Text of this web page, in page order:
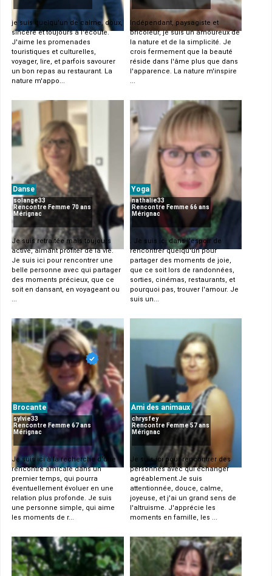
je suis quelqu'un de calme, doux,
sincère et toujours à l'écoute.
J'aime les promenades
touristiques et culturelles,
voyager, lire, et parfois savourer
un bon repas au restaurant. La
nature m'appo...
Indépendant, paysagiste et
bricoleur, je suis un amoureux de
la nature et de la simplicité. Je
crois fermement que la beauté
réside dans l'âme plus que dans
l'apparence. La nature m'inspire
...
Danse
solange33
Rencontre Femme 70 ans
Mérignac
Je suis retraitée mais toujours
active, aimant profiter de la vie.
Je suis ici pour rencontrer une
belle personne avec qui partager
des moments précieux, que ce
soit en dansant, en voyageant ou
...
Yoga
nathalie33
Rencontre Femme 66 ans
Mérignac
. Je suis ici dans l'espoir de
rencontrer quelqu'un pour
partager des moments de joie,
que ce soit lors de randonnées,
sorties, cinémas, restaurants, et
pourquoi pas, trouver l'amour. Je
suis un...
Brocante
sylvie33
Rencontre Femme 67 ans
Mérignac
Je suis ici à la recherche d'une
rencontre amicale dans un
premier temps, qui pourra
éventuellement évoluer en une
relation plus profonde. Je suis
une personne simple, qui aime
les moments de r...
Ami des animaux
chrysfey
Rencontre Femme 57 ans
Mérignac
Je suis ici pour rencontrer des
personnes avec qui échanger
agréablement.Je suis
attentionnée, douce, calme,
joyeuse, et j'ai un grand sens de
l'altruisme. J'apprécie les
moments en famille, les ...